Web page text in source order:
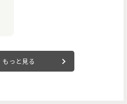
もっと見る